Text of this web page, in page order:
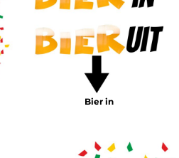
Bier in